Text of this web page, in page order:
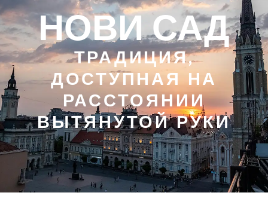
НОВИ САД
ТРАДИЦИЯ,
ДОСТУПНАЯ НА
РАССТОЯНИИ
ВЫТЯНУТОЙ РУКИ